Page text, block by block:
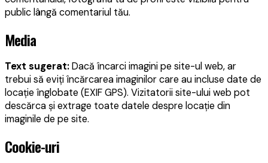
public lângă comentariul tău.
Media
Text sugerat:Dacă încarci imagini pe site-ul web, ar
trebui să eviți încărcarea imaginilor care au incluse date de
locație înglobate (EXIF GPS). Vizitatorii site-ului web pot
descărca și extrage toate datele despre locație din
imaginile de pe site.
Cookie-uri